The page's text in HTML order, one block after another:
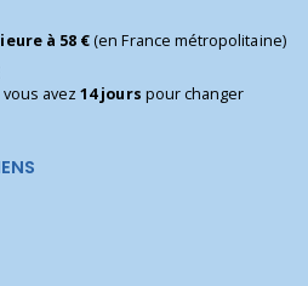
à 58 €(en France métropolitaine)
vous avez14 jours pour changer